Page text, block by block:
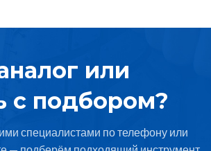
или
с подбором?
специалистами по телефону или